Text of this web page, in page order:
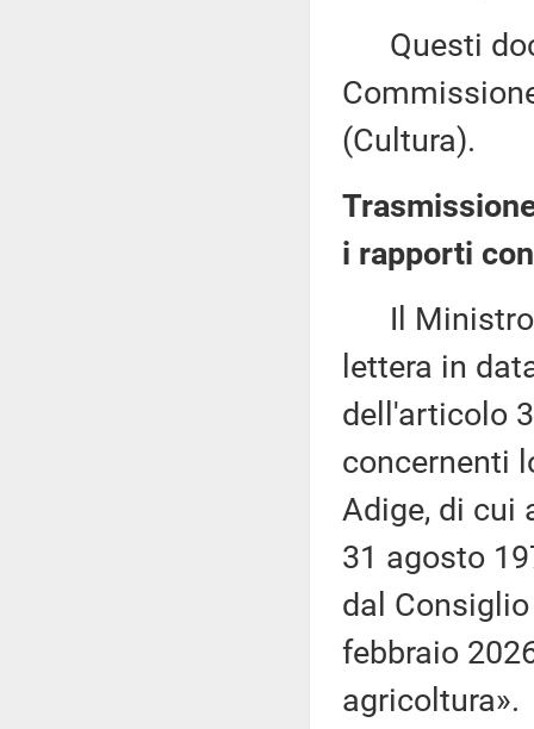
Questi
(Cultura).
i rapporti
Il Ministro
lettera in
dell'articolo
concernenti
Adige, di cui
31 agosto
dal
febbraio
agricoltura».